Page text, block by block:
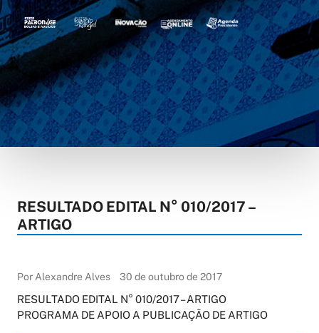
RESULTADO EDITAL N° 010/2017 –
ARTIGO
Por Alexandre Alves 30 de outubro de 2017
RESULTADO EDITAL N° 010/2017 – ARTIGO
PROGRAMA DE APOIO A PUBLICAÇÃO DE ARTIGO